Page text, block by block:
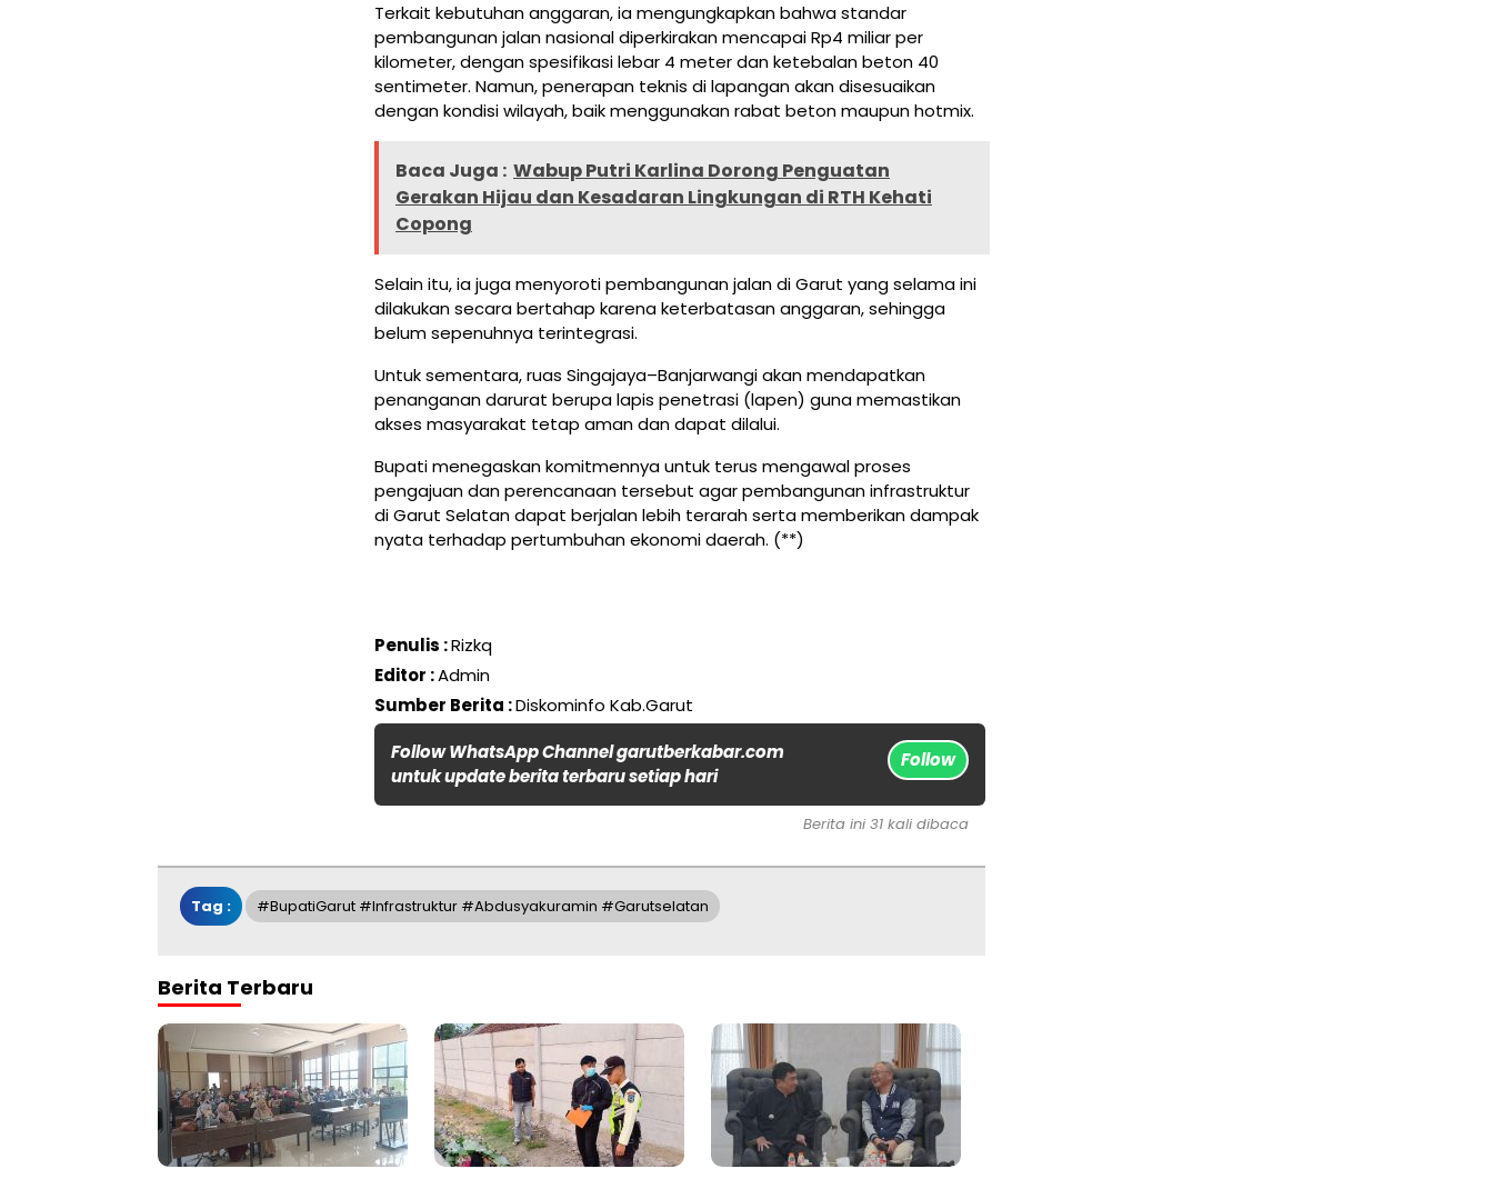
Terkait kebutuhan anggaran, ia mengungkapkan bahwa standar
pembangunan jalan nasional diperkirakan mencapai Rp4 miliar per
kilometer, dengan spesifikasi lebar 4 meter dan ketebalan beton 40
sentimeter. Namun, penerapan teknis di lapangan akan disesuaikan
dengan kondisi wilayah, baik menggunakan rabat beton maupun hotmix.
Baca Juga : Wabup Putri Karlina Dorong Penguatan
Gerakan Hijau dan Kesadaran Lingkungan di RTH Kehati
Copong
Selain itu, ia juga menyoroti pembangunan jalan di Garut yang selama ini
dilakukan secara bertahap karena keterbatasan anggaran, sehingga
belum sepenuhnya terintegrasi.
Untuk sementara, ruas Singajaya–Banjarwangi akan mendapatkan
penanganan darurat berupa lapis penetrasi (lapen) guna memastikan
akses masyarakat tetap aman dan dapat dilalui.
Bupati menegaskan komitmennya untuk terus mengawal proses
pengajuan dan perencanaan tersebut agar pembangunan infrastruktur
di Garut Selatan dapat berjalan lebih terarah serta memberikan dampak
nyata terhadap pertumbuhan ekonomi daerah. (**)
Penulis :Rizkq
Editor :Admin
Sumber Berita :Diskominfo Kab.Garut
Follow WhatsApp Channel garutberkabar.com
untuk update berita terbaru setiap hari
Follow
Berita ini 31 kali dibaca
Tag : #BupatiGarut #Infrastruktur #Abdusyakuramin #Garutselatan
Berita Terbaru